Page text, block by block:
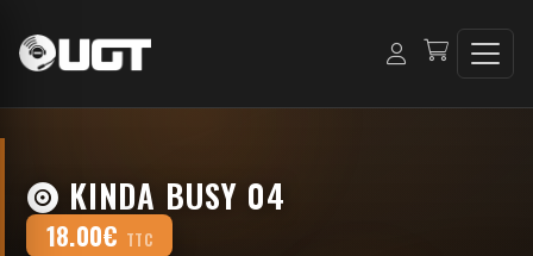
KINDA BUSY 04
18.00€ TTC